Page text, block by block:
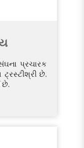
પ્રચારક
ટ્રસ્ટીશ્રી છે.
છે.